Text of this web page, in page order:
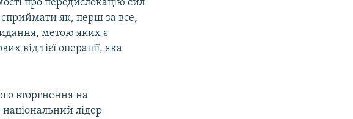
про передислокацію сил
сприймати як, перш за все,
метою яких є
від тієї операції, яка
вторгнення на
лідер